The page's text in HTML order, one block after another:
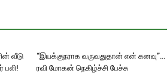
வீடு
பலி!
“இயக்குநராக வருவதுதான் என் கனவு”…
ரவி மோகன் நெகிழ்ச்சி பேச்சு